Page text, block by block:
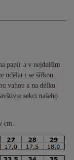
papír a v nejdelším
udělat i se šířkou.
vahou a na délku
sekci našeho
cm.